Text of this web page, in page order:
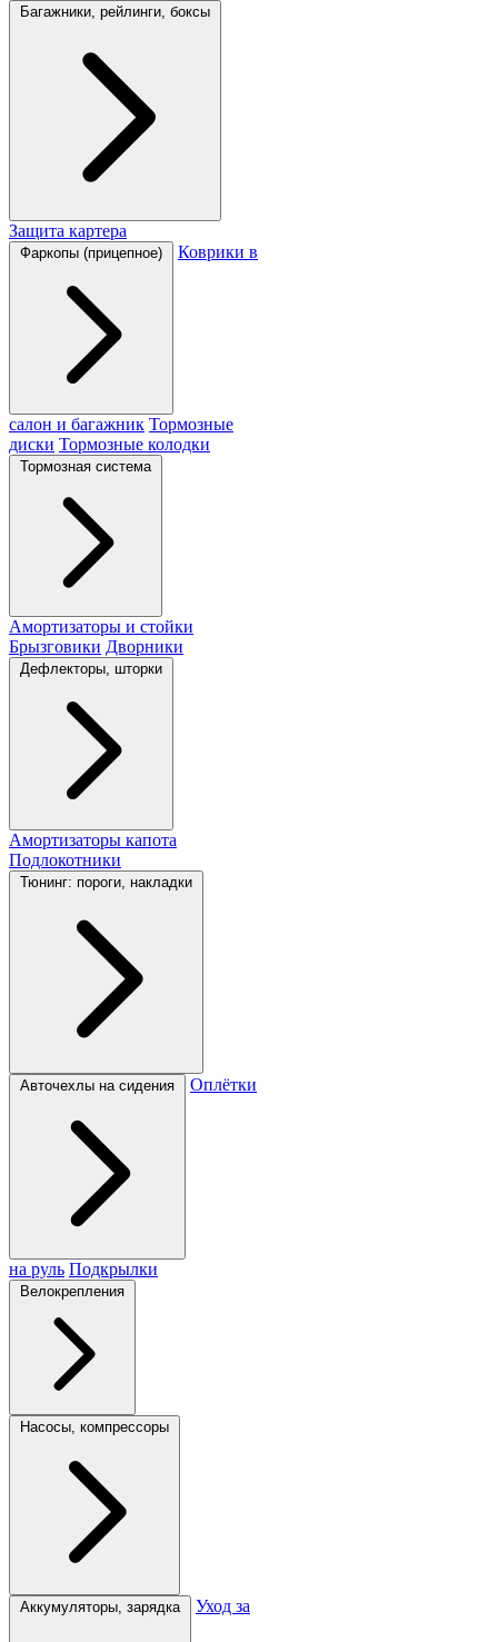
Багажники, рейлинги, боксы
Защита картера
Фаркопы (прицепное) Коврики в
салон и багажник Тормозные
диски Тормозные колодки
Тормозная система
Амортизаторы и стойки
Брызговики Дворники
Дефлекторы, шторки
Амортизаторы капота
Подлокотники
Тюнинг: пороги, накладки
Авточехлы на сидения Оплётки
на руль Подкрылки
Велокрепления
Насосы, компрессоры
Аккумуляторы, зарядка Уход за